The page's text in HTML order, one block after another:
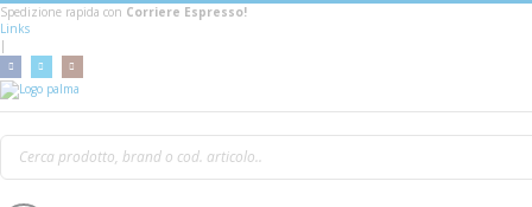
Spedizione rapida con Corriere Espresso!
Links
|